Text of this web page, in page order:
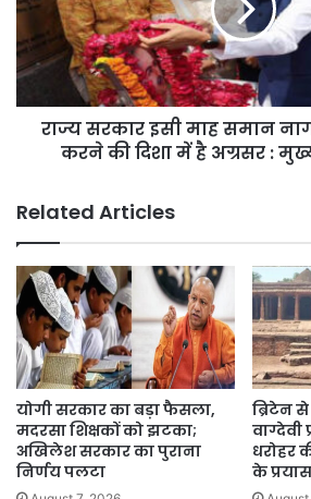
समान
नागरिक
संहिता
लागू
करने
अग्रसर
:
मुख्यमंत्री
डॉ.
यादव
राज्य सरकार इसी माह समान
करने की दिशा में है अग्रसर :
Related Articles
योगी सरकार का बड़ा फैसला,
मदरसा शिक्षकों को झटका;
अखिलेश सरकार का पुराना
निर्णय पलटा
ब्रिटेन
वाग्देवी
धरोहर
के